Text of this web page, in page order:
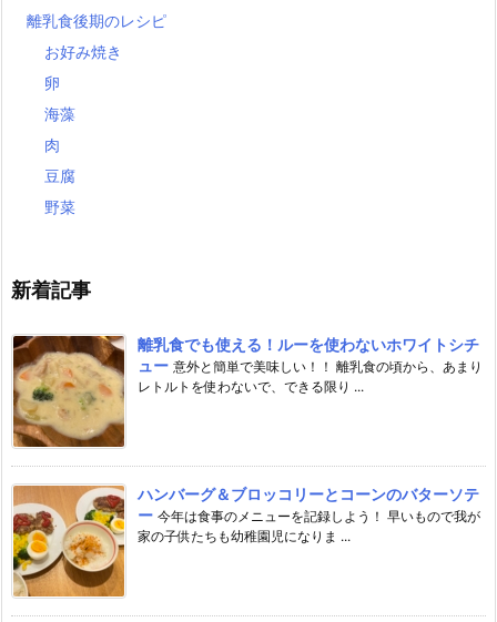
離乳食後期のレシピ
お好み焼き
卵
海藻
肉
豆腐
野菜
新着記事
離乳食でも使える！ルーを使わないホワイトシチ
ュー 意外と簡単で美味しい！！ 離乳食の頃から、あまり
レトルトを使わないで、できる限り ...
ハンバーグ＆ブロッコリーとコーンのバターソテ
ー 今年は食事のメニューを記録しよう！ 早いもので我が
家の子供たちも幼稚園児になりま ...